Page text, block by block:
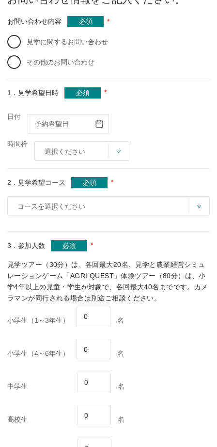
お問い合わせ内容 必須 *
見学に関するお問い合わせ
その他のお問い合わせ
1．見学希望日時 必須 *
日付
時間枠
2．見学希望コース 必須 *
3．参加人数 必須 *
見学ツアー（30分）は、各回最大20名、見学と農業経営シミュ
レーションゲーム「AGRI QUEST」体験ツアー（80分）は、小
学4年以上の児童・学生が対象で、各回最大40名までです。カメ
ラマンが同行される場合は別途ご相談ください。
小学生（1～3年生） 名
小学生（4～6年生） 名
中学生 名
高校生 名